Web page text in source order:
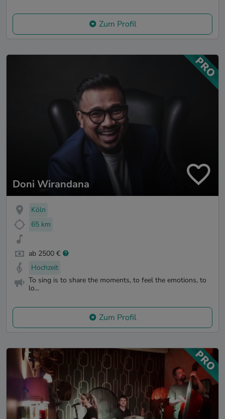
Zum Profil
Doni Wirandana
Köln
65 km
ab 2500 €
Hochzeit
To sing is to share the moments, to feel the emotions, to
lo...
Zum Profil